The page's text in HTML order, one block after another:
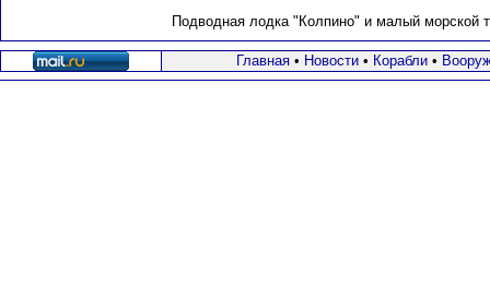
Подводная лодка "Колпино" и малый
Главная• Новости• Корабли•